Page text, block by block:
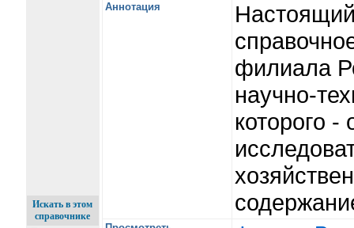
Аннотация
филиала
научно-
которого -
Искать в этом
справочнике